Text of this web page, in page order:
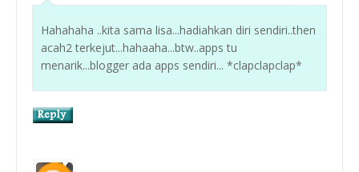
Hahahaha ..kita sama lisa...hadiahkan diri sendiri..then
acah2 terkejut...hahaaha...btw..apps tu
menarik...blogger ada apps sendiri... *clapclapclap*